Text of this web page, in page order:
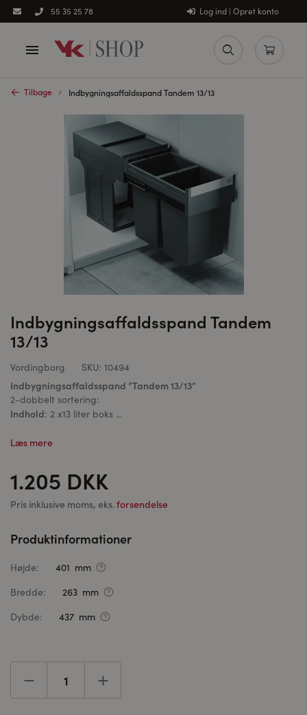
55 35 25 78 Log ind | Opret konto
Tilbage Indbygningsaffaldsspand Tandem 13/13
Indbygningsaffaldsspand Tandem
13/13
Vordingborg SKU: 10494
Indbygningsaffaldsspand ”Tandem 13/13”
2-dobbelt sortering:
Indhold: 2 x13 liter boks ...
Læs mere
1.205 DKK
Pris inklusive moms, eks.forsendelse
Produktinformationer
Højde:
401 mm
Bredde:
263 mm
Dybde:
437 mm